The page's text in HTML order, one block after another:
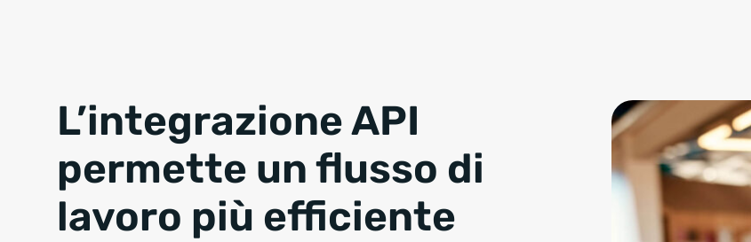
L’integrazione API
permette un flusso di
lavoro più efficiente